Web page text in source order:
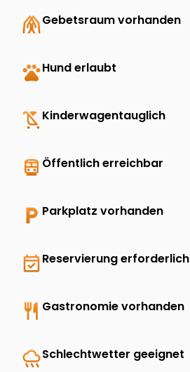
folded_handsGebetsraum vorhanden
petsHund erlaubt
child_friendly Kinderwagentauglich
directions_transit Öffentlich erreichbar
local_parking Parkplatz vorhanden
event_availableReservierung erforderlich
restaurant Gastronomie vorhanden
rainySchlechtwetter geeignet